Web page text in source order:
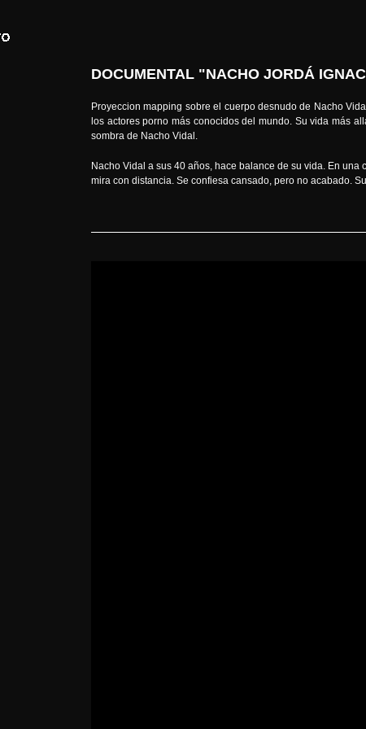
DOCUMENTAL "NACHO JORDÁ
Proyeccion mapping sobre el cuerpo desnudo de Nacho
los actores porno más conocidos del mundo. Su vida más
sombra de Nacho Vidal.
Nacho Vidal a sus 40 años, hace balance de su vida. En una
mira con distancia. Se confiesa cansado, pero no acabado.